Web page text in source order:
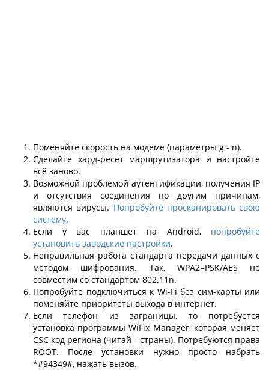
Поменяйте скорость на модеме (параметры g - n).
Сделайте хард-ресет маршрутизатора и настройте
всё заново.
Возможной проблемой аутентификации, получения IP
и отсутствия соединения по другим причинам,
являются вирусы. Попробуйте просканировать свою
систему.
Если у вас планшет на Android, попробуйте
установить заводские настройки.
Неправильная работа стандарта передачи данных с
методом шифрования. Так, WPA2=PSK/AES не
совместим со стандартом 802.11n.
Попробуйте подключиться к Wi-Fi без сим-карты или
поменяйте приоритеты выхода в интернет.
Если телефон из заграницы, то потребуется
установка программы WiFix Manager, которая меняет
CSC код региона (читай - страны). Потребуются права
ROOT. После установки нужно просто набрать
*#94349#, нажать вызов.